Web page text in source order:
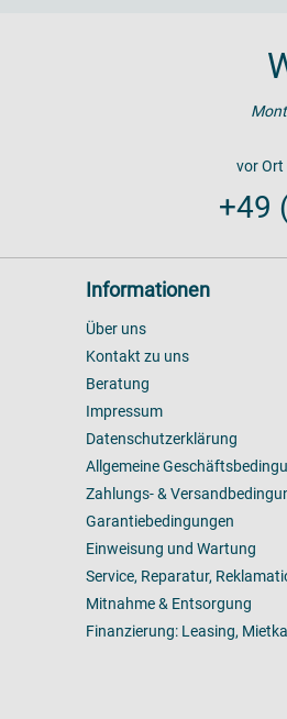
vor Ort
+49
Informationen
Über uns
Kontakt zu uns
Beratung
Impressum
Datenschutzerklärung
Allgemeine
Zahlungs- &
Garantiebedingungen
Einweisung und Wartung
Service, Reparatur,
Mitnahme & Entsorgung
Finanzierung: Leasing,